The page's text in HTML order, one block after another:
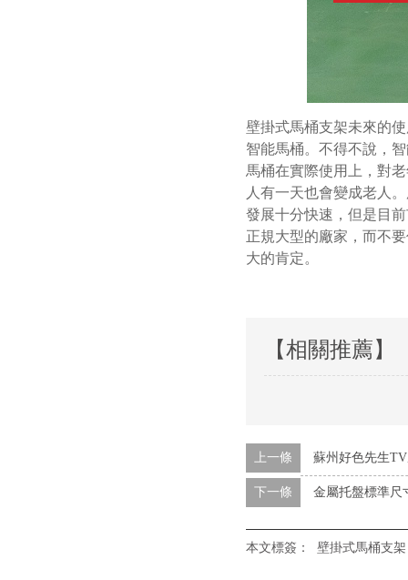
壁掛式馬桶支架未來的
智能馬桶。不得不說，
馬桶在實際使用上，對
人有一天也會變成老人
發展十分快速，但是目
正規大型的廠家，而不
大的肯定。
【相關推薦】
上一條 蘇州好色先生
下一條 金屬托盤標準尺
本文標簽： 壁掛式馬桶支架